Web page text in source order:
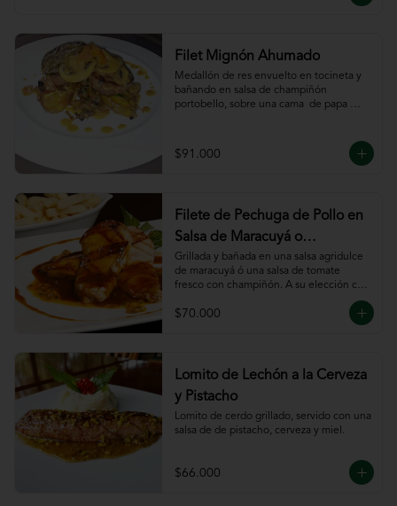
Filet Mignón Ahumado
Medallón de res envuelto en tocineta y
bañando en salsa de champiñón
portobello, sobre una cama  de papa
$91.000
Filete de Pechuga de Pollo en
Salsa de Maracuyá o
Pomodoro
Grillada y bañada en una salsa agridulce
de maracuyá ó una salsa de tomate
fresco con champiñón. A su elección con
espiral o puré.
$70.000
Lomito de Lechón a la Cerveza
y Pistacho
Lomito de cerdo grillado, servido con una
salsa de de pistacho, cerveza y miel.
$66.000